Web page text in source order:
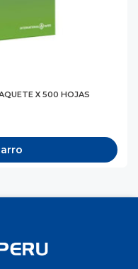
X 500 HOJAS